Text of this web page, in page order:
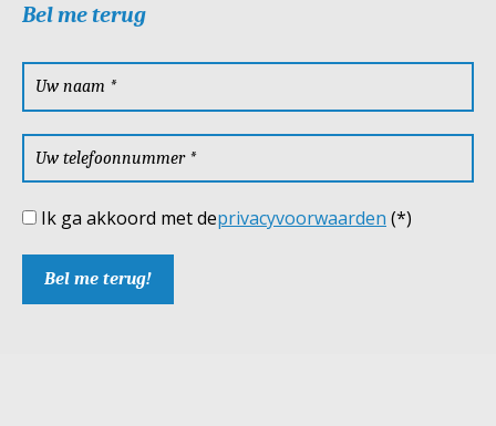
Bel me terug
Ik ga akkoord met deprivacyvoorwaarden (*)